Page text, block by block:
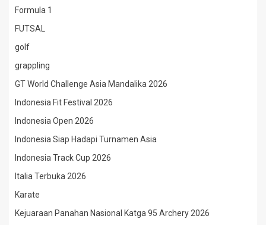
Formula 1
FUTSAL
golf
grappling
GT World Challenge Asia Mandalika 2026
Indonesia Fit Festival 2026
Indonesia Open 2026
Indonesia Siap Hadapi Turnamen Asia
Indonesia Track Cup 2026
Italia Terbuka 2026
Karate
Kejuaraan Panahan Nasional Katga 95 Archery 2026